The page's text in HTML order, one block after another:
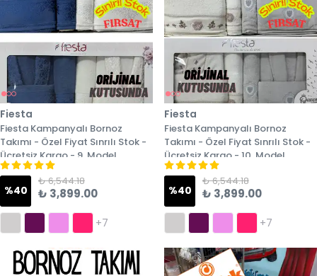
Fiesta
Fiesta Kampanyalı Bornoz
Takımı - Özel Fiyat Sınrılı Stok -
Ücretsiz Kargo - 9. Model
%40
₺ 6,544.18
₺ 3,899.00
+7
Fiesta
Fiesta Kampanyalı Bornoz
Takımı - Özel Fiyat Sınrılı Stok -
Ücretsiz Kargo - 10. Model
%40
₺ 6,544.18
₺ 3,899.00
+7